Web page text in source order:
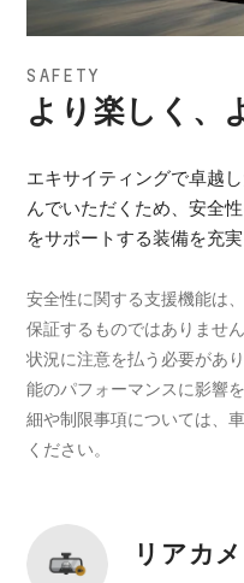
SAFETY
より楽しく、
エキサイティングで卓越
んでいただくため、安全
をサポートする装備を充実
安全性に関する支援機能は
保証するものではありませ
状況に注意を払う必要があ
能のパフォーマンスに影響
細や制限事項については、
ください。
リアカ